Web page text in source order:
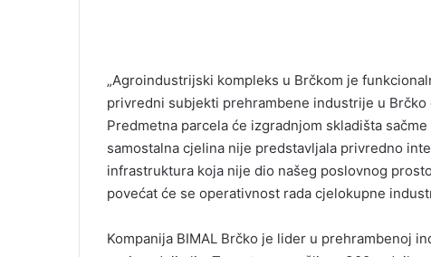
„Agroindustrijski kompleks u Brčkom je
privredni subjekti prehrambene industrije u
Predmetna parcela će izgradnjom skladišta
samostalna cjelina nije predstavljala privredno
infrastruktura koja nije dio našeg poslovnog
povećat će se operativnost rada cjelokupne
Kompanija BIMAL Brčko je lider u prehrambenoj